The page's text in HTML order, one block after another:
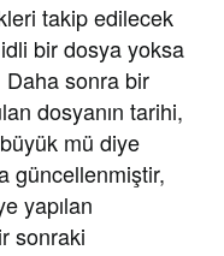
takip edilecek
idli bir dosya yoksa
sonra bir
dosyanın tarihi,
mü diye
güncellenmiştir,
yapılan
sonraki